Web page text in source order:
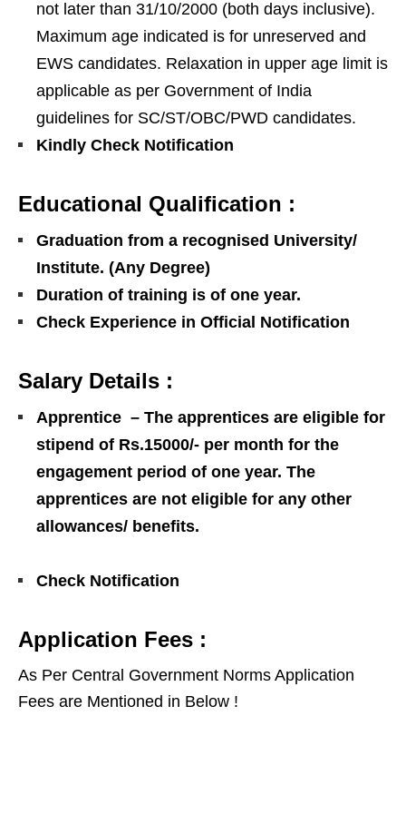
not later than 31/10/2000 (both days inclusive).
Maximum age indicated is for unreserved and
EWS candidates. Relaxation in upper age limit is
applicable as per Government of India
guidelines for SC/ST/OBC/PWD candidates.
Kindly Check Notification
Educational Qualification :
Graduation from a recognised University/
Institute. (Any Degree)
Duration of training is of one year.
Check Experience in Official Notification
Salary Details :
Apprentice – The apprentices are eligible for
stipend of Rs.15000/- per month for the
engagement period of one year. The
apprentices are not eligible for any other
allowances/ benefits.
Check Notification
Application Fees :
As Per Central Government Norms Application
Fees are Mentioned in Below !